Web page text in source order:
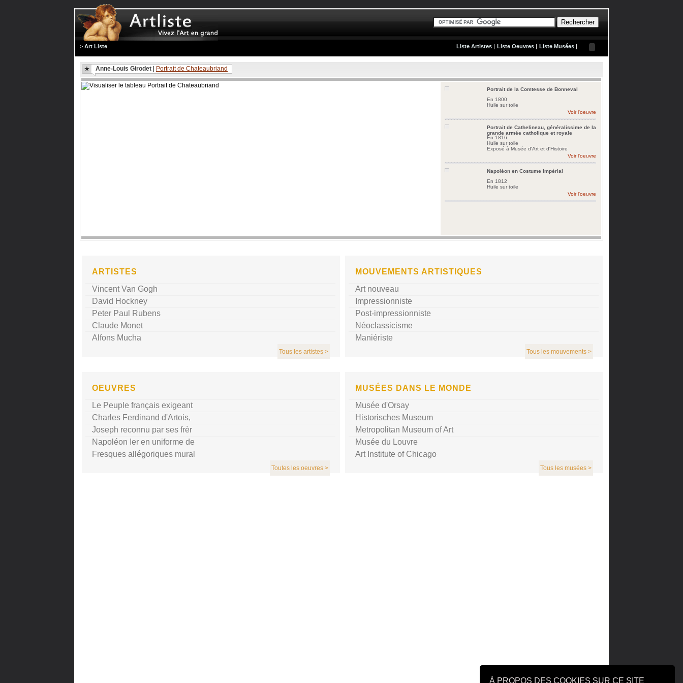
À PROPOS DES COOKIES SUR CE SITE
> Art Liste Liste Artistes | Liste Oeuvres | Liste Musées |
Anne-Louis Girodet Portrait de Chateaubriand
Portrait de la Comtesse de Bonneval
En 1800
Huile sur toile
Voir l'oeuvre
Portrait de Cathelineau, généralissime de la
grande armée catholique et royale
En 1816
Huile sur toile
Exposé à Musée d'Art et d'Histoire
Voir l'oeuvre
Napoléon en Costume Impérial
En 1812
Huile sur toile
Voir l'oeuvre
ARTISTES
Vincent Van Gogh
David Hockney
Peter Paul Rubens
Claude Monet
Alfons Mucha
Tous les artistes >
MOUVEMENTS ARTISTIQUES
Art nouveau
Impressionniste
Post-impressionniste
Néoclassicisme
Maniériste
Tous les mouvements >
MUSÉES DANS LE MONDE
Musée d'Orsay
Historisches Museum
Metropolitan Museum of Art
Musée du Louvre
Art Institute of Chicago
Tous les musées >
OEUVRES
Le Peuple français exigeant
Charles Ferdinand d'Artois,
Joseph reconnu par ses frèr
Napoléon Ier en uniforme de
Fresques allégoriques mural
Toutes les oeuvres >